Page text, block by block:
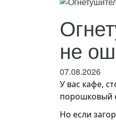
не
07.08.2026
У вас кафе,
порошковый
Но если